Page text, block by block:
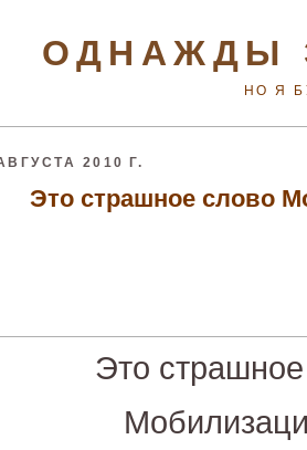
ОДНАЖДЫ
НО Я
2010 Г.
Это страшное слово